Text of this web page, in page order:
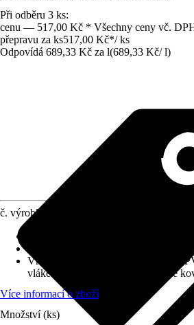
Při odběru 3 ks:
cenu — 517,00 Kč * Všechny ceny vč.
přepravu za ks517,00 Kč*/ ks
Odpovídá 689,33 Kč za l(689,33 Kč/ l)
č. výrobku
Vhodné pro podklad
Dřevo, Tvrdé
vláken, MDF, Železné a neželezné
Více informací o zboží
Množství (ks)